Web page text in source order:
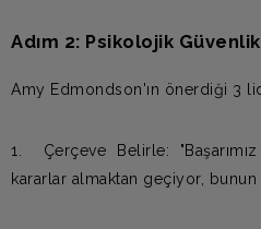
Adım 2: Psikolojik
Amy Edmondson'ın önerdiği 3
1. Çerçeve Belirle:
kararlar almaktan geçiyor,